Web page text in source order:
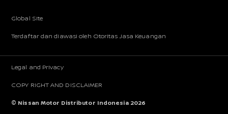
Global Site
Terdaftar dan diawasi oleh Otoritas Jasa Keuangan
Legal and Privacy
COPY RIGHT AND DISCLAIMER
© Nissan Motor Distributor Indonesia 2026